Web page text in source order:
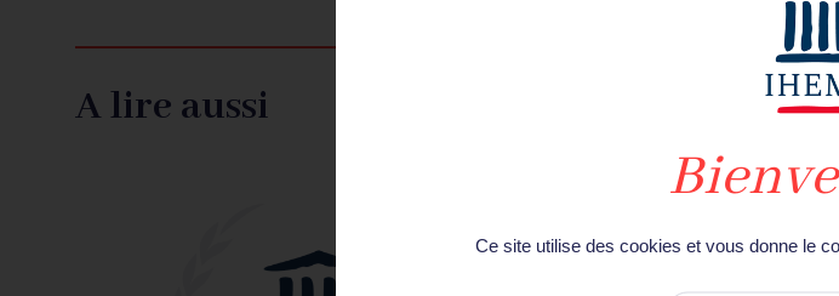
A lire aussi
Ce site utilise des cookies et vous donne le